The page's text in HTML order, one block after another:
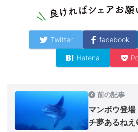
Twitter facebook
Hatena
前の記事
マンボウ登
チ夢あるねえ